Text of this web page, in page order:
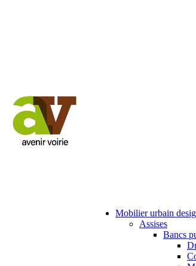
Mobilier urbain
Assises
Bancs